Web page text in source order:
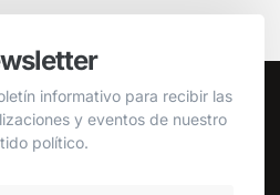
informativo para recibir las
y eventos de nuestro
político.